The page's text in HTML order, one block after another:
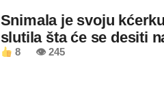
Snimala je svoju
slutila šta će se desiti
8 👁 245